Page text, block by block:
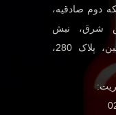
دوم صادقیه،
شرق، نبش
چهار راه رامین، پلاک 280،